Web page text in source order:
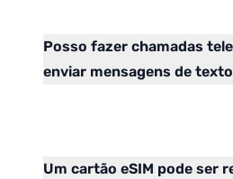
Posso fazer chamadas
enviar mensagens de
Um cartão eSIM pode ser